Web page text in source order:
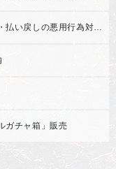
ガチャ箱」販売